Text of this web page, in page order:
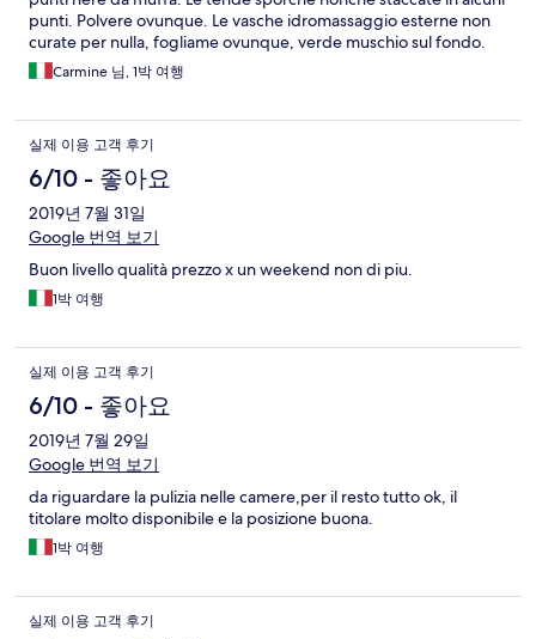
punti. Polvere ovunque. Le vasche idromassaggio esterne non
curate per nulla, fogliame ovunque, verde muschio sul fondo.
Pare quasi sia stato abbandonato. Peccato.
Carmine 님, 1박 여행
실제 이용 고객 후기
6/10 - 좋아요
2019년 7월 31일
Google 번역 보기
Buon livello qualità prezzo x un weekend non di piu.
1박 여행
실제 이용 고객 후기
6/10 - 좋아요
2019년 7월 29일
Google 번역 보기
da riguardare la pulizia nelle camere,per il resto tutto ok, il
titolare molto disponibile e la posizione buona.
1박 여행
실제 이용 고객 후기